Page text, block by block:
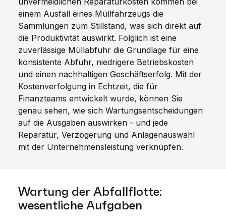
einem Ausfall eines Müllfahrzeugs die
Sammlungen zum Stillstand, was sich direkt auf
die Produktivität auswirkt. Folglich ist eine
zuverlässige Müllabfuhr die Grundlage für eine
konsistente Abfuhr, niedrigere Betriebskosten
und einen nachhaltigen Geschäftserfolg. Mit der
Kostenverfolgung in Echtzeit, die für
Finanzteams entwickelt wurde, können Sie
genau sehen, wie sich Wartungsentscheidungen
auf die Ausgaben auswirken - und jede
Reparatur, Verzögerung und Anlagenauswahl
mit der Unternehmensleistung verknüpfen.
Wartung der Abfallflotte:
wesentliche Aufgaben